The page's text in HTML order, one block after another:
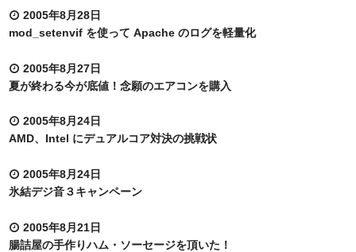
2005年8月28日
mod_setenvif を使って Apache のログを軽量化
2005年8月27日
夏が終わる今が底値！念願のエアコンを購入
2005年8月24日
AMD、Intel にデュアルコア対決の挑戦状
2005年8月24日
氷結デジ音３キャンペーン
2005年8月21日
腸詰屋の手作りハム・ソーセージを頂いた！